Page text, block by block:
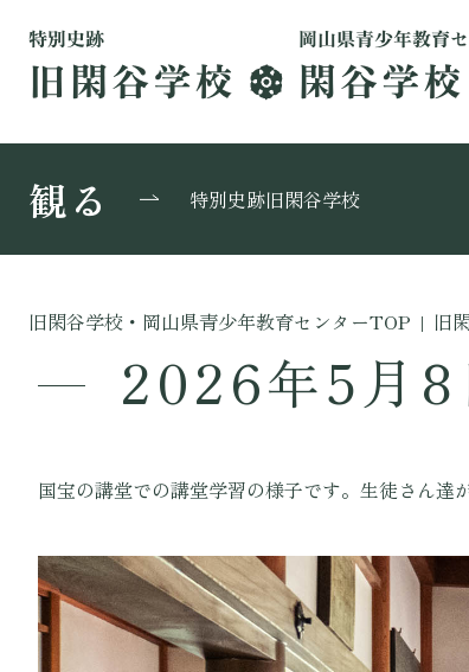
観る 特別史跡旧閑谷学校
旧閑谷学校・岡山県青少年教育センターTOP | 旧
2026年5月8
国宝の講堂での講堂学習の様子です。生徒さん達